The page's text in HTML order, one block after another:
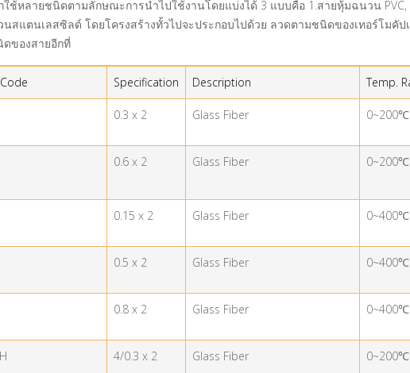
ใช้หลายชนิดตามลักษณะการนำไปใช้งานโดยแบ่งได้ 3 แบบคือ 1.สายหุ้มฉนวน
สแตนเลสซิลด์ โดยโครงสร้างทั้วไปจะประกอบไปด้วย ลวดตามชนิดของเทอร์โมคัปเ
ของสายอีกที่
Specification Description Temp.
0.3 x 2 Glass Fiber 0~200℃
0.6 x 2 Glass Fiber 0~200℃
0.15 x 2 Glass Fiber 0~400℃
0.5 x 2 Glass Fiber 0~400℃
0.8 x 2 Glass Fiber 0~400℃
4/0.3 x 2 Glass Fiber 0~200℃